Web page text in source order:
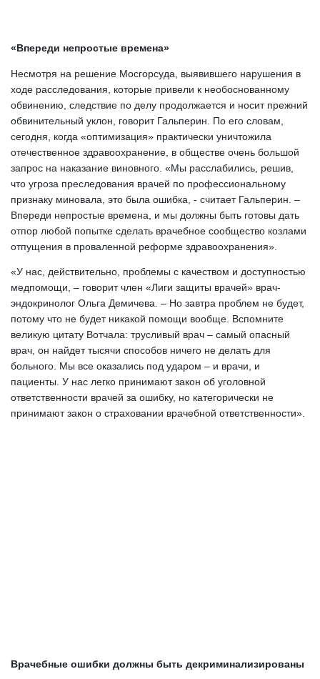
«Впереди непростые времена»
Несмотря на решение Мосгорсуда, выявившего нарушения в
ходе расследования, которые привели к необоснованному
обвинению, следствие по делу продолжается и носит прежний
обвинительный уклон, говорит Гальперин. По его словам,
сегодня, когда «оптимизация» практически уничтожила
отечественное здравоохранение, в обществе очень большой
запрос на наказание виновного. «Мы расслабились, решив,
что угроза преследования врачей по профессиональному
признаку миновала, это была ошибка, - считает Гальперин. –
Впереди непростые времена, и мы должны быть готовы дать
отпор любой попытке сделать врачебное сообщество козлами
отпущения в проваленной реформе здравоохранения».
«У нас, действительно, проблемы с качеством и доступностью
медпомощи, – говорит член «Лиги защиты врачей» врач-
эндокринолог Ольга Демичева. – Но завтра проблем не будет,
потому что не будет никакой помощи вообще. Вспомните
великую цитату Вотчала: трусливый врач – самый опасный
врач, он найдет тысячи способов ничего не делать для
больного. Мы все оказались под ударом – и врачи, и
пациенты. У нас легко принимают закон об уголовной
ответственности врачей за ошибку, но категорически не
принимают закон о страховании врачебной ответственности».
Врачебные ошибки должны быть декриминализированы